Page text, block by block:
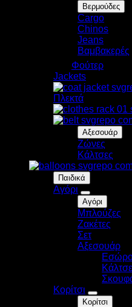
Βερμούδες
Cargo
Chinos
Jeans
Βαμβακερές
Φούτερ
Jackets
Πλεκτά
Αξεσουάρ
Ζώνες
Κάλτσες
Παιδικά
Αγόρι
Αγόρι
Μπλούζες
Zακέτες
Σετ
Αξεσουάρ
Κορίτσι
Κορίτσι